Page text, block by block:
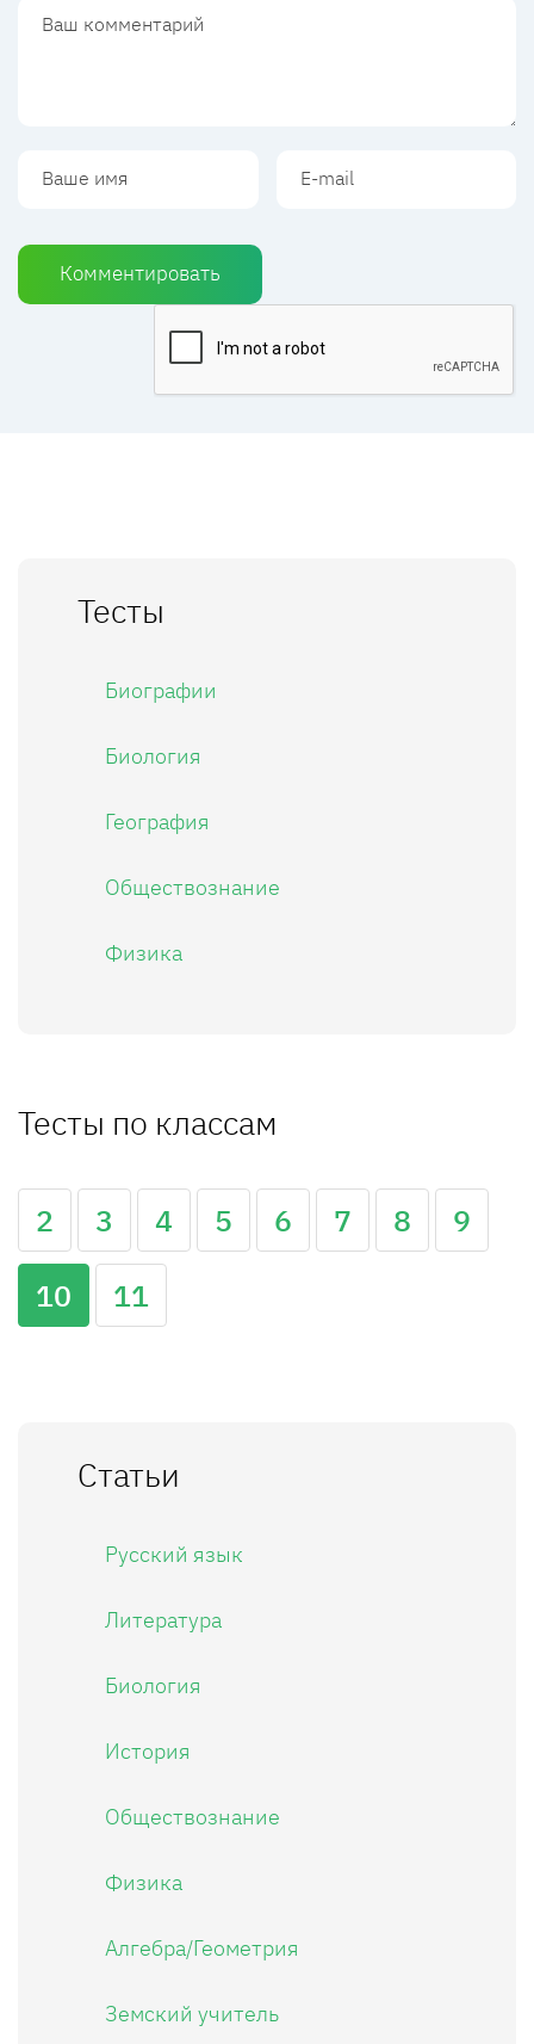
Комментировать
Тесты
Биографии
Биология
География
Обществознание
Физика
Тесты по классам
2 3 4 5 6 7 8
9
10
11
Статьи
Русский язык
Литература
Биология
История
Обществознание
Физика
Алгебра/Геометрия
Земский учитель